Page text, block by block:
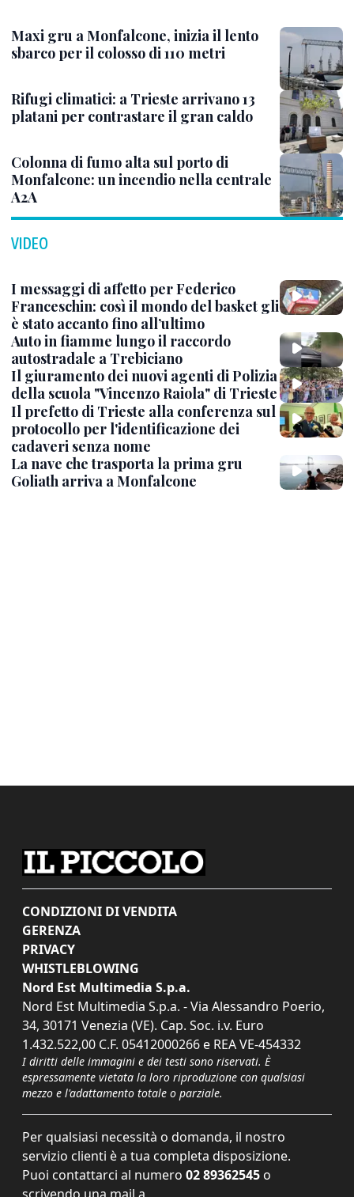
Maxi gru a Monfalcone, inizia il lento
sbarco per il colosso di 110 metri
Rifugi climatici: a Trieste arrivano 13
platani per contrastare il gran caldo
Colonna di fumo alta sul porto di
Monfalcone: un incendio nella centrale
A2A
VIDEO
I messaggi di affetto per Federico
Franceschin: così il mondo del basket gli
è stato accanto fino all’ultimo
Auto in fiamme lungo il raccordo
autostradale a Trebiciano
Il giuramento dei nuovi agenti di Polizia
della scuola "Vincenzo Raiola" di Trieste
Il prefetto di Trieste alla conferenza sul
protocollo per l'identificazione dei
cadaveri senza nome
La nave che trasporta la prima gru
Goliath arriva a Monfalcone
CONDIZIONI DI VENDITA
GERENZA
PRIVACY
WHISTLEBLOWING
Nord Est Multimedia S.p.a.
Nord Est Multimedia S.p.a. - Via Alessandro Poerio,
34, 30171 Venezia (VE). Cap. Soc. i.v. Euro
1.432.522,00 C.F. 05412000266 e REA VE-454332
I diritti delle immagini e dei testi sono riservati. È
espressamente vietata la loro riproduzione con qualsiasi
mezzo e l'adattamento totale o parziale.
Per qualsiasi necessità o domanda, il nostro
servizio clienti è a tua completa disposizione.
Puoi contattarci al numero 02 89362545 o